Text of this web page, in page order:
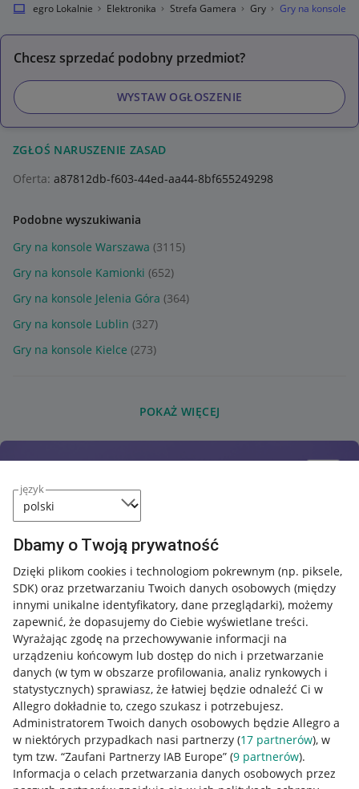
język
Dbamy o Twoją prywatność
Dzięki plikom cookies i technologiom pokrewnym (np. piksele,
SDK) oraz przetwarzaniu Twoich danych osobowych (między
innymi unikalne identyfikatory, dane przeglądarki), możemy
zapewnić, że dopasujemy do Ciebie wyświetlane treści.
Wyrażając zgodę na przechowywanie informacji na
urządzeniu końcowym lub dostęp do nich i przetwarzanie
danych (w tym w obszarze profilowania, analiz rynkowych i
statystycznych) sprawiasz, że łatwiej będzie odnaleźć Ci w
Allegro dokładnie to, czego szukasz i potrzebujesz.
Administratorem Twoich danych osobowych będzie Allegro a
w niektórych przypadkach nasi partnerzy (17 partnerów), w
tym tzw. “Zaufani Partnerzy IAB Europe” (9 partnerów).
Informacja o celach przetwarzania danych osobowych przez
Allegro Lokalnie Elektronika Strefa Gamera Gry Gry na konsole
Chcesz sprzedać podobny przedmiot?
WYSTAW OGŁOSZENIE
ZGŁOŚ NARUSZENIE ZASAD
Oferta: a87812db-f603-44ed-aa44-8bf655249298
Podobne wyszukiwania
Gry na konsole Warszawa (3115)
Gry na konsole Kamionki (652)
Gry na konsole Jelenia Góra (364)
Gry na konsole Lublin (327)
Gry na konsole Kielce (273)
POKAŻ WIĘCEJ
Przydatne informacje